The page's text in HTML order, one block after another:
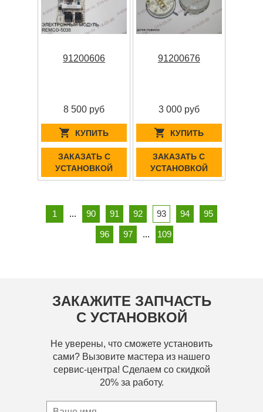
91200606
8 500 руб
КУПИТЬ
ЗАКАЗАТЬ С
УСТАНОВКОЙ
91200676
3 000 руб
КУПИТЬ
ЗАКАЗАТЬ С
УСТАНОВКОЙ
1 ... 90 91 92 93 94 95
96 97 ... 109
ЗАКАЖИТЕ ЗАПЧАСТЬ
С УСТАНОВКОЙ
Не уверены, что сможете установить
сами? Вызовите мастера из нашего
сервис-центра! Сделаем со скидкой
20% за работу.